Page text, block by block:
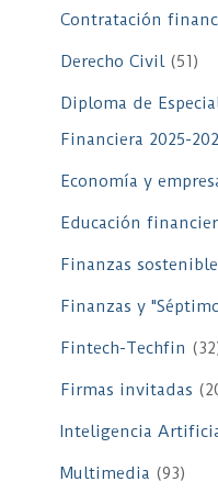
Contratación
Derecho Civil(51)
Diploma de
Financiera 2025-
Economía y
Educación
Finanzas
Finanzas y
Fintech-Techfin
Firmas invitadas
Inteligencia
Multimedia (93)